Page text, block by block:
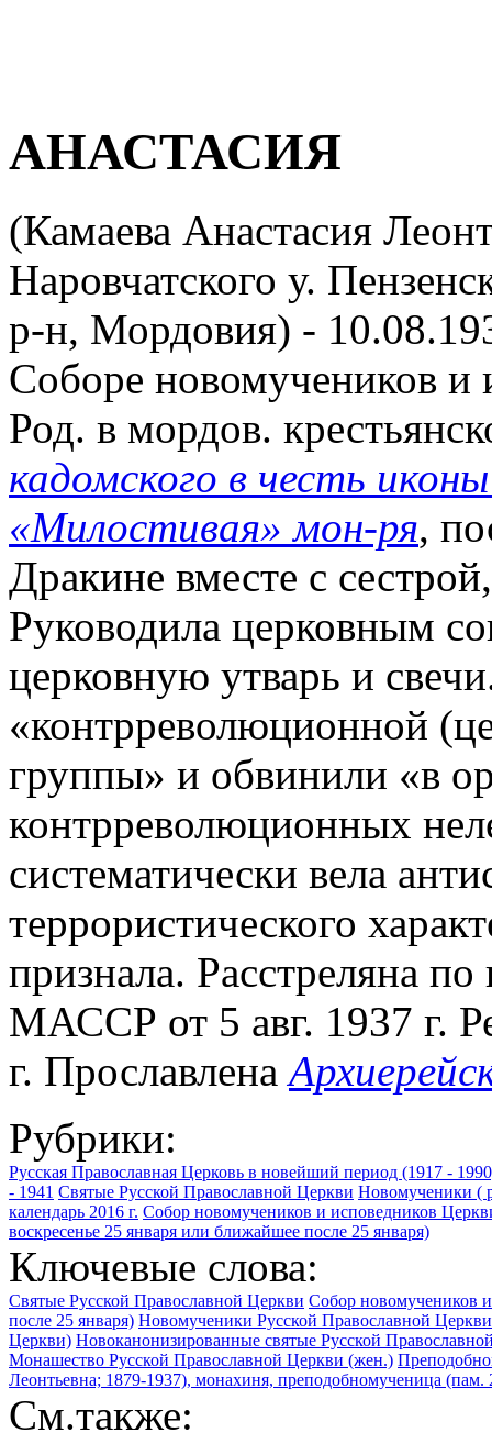
АНАСТАСИЯ
(Камаева Анастасия
Наровчатского у.
р-н, Мордовия) -
Соборе новомучеников и
Род. в мордов.
кадомского в честь
«Милостивая» мон-ря,
Дракине вместе с
Руководила церковным
церковную утварь и
«контрреволюционной
группы» и обвинили «в
контрреволюционных
систематически вела
террористического
признала. Расстреляна
МАССР от 5 авг. 1937 г.
г. Прославлена
Рубрики:
Русская Православная Церковь в новейший период (1917 -
- 1941 Святые Русской Православной Церкви Новомученики (
календарь 2016 г. Собор новомучеников и исповедников
воскресенье 25 января или ближайшее после 25 января)
Ключевые слова:
Святые Русской Православной Церкви Собор новомучеников
после 25 января) Новомученики Русской Православной
Церкви) Новоканонизированные святые Русской
Монашество Русской Православной Церкви (жен.)
Леонтьевна; 1879-1937), монахиня, преподобномученица
См.также: